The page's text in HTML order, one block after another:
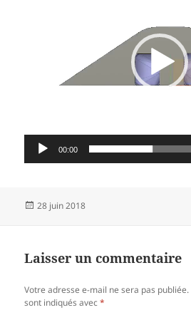
00:00
Publié
28 juin 2018
Laisser un commentaire
Votre adresse e-mail ne sera pas publiée.
sont indiqués avec*